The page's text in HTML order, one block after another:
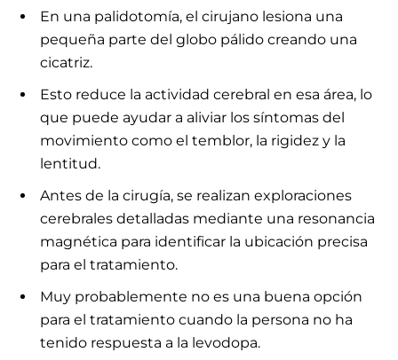
En una palidotomía, el cirujano lesiona una
pequeña parte del globo pálido creando una
cicatriz.
Esto reduce la actividad cerebral en esa área, lo
que puede ayudar a aliviar los síntomas del
movimiento como el temblor, la rigidez y la
lentitud.
Antes de la cirugía, se realizan exploraciones
cerebrales detalladas mediante una resonancia
magnética para identificar la ubicación precisa
para el tratamiento.
Muy probablemente no es una buena opción
para el tratamiento cuando la persona no ha
tenido respuesta a la levodopa.